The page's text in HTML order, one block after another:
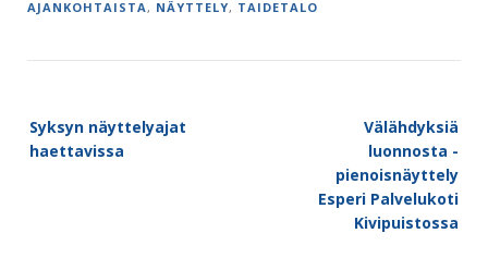
AJANKOHTAISTA , NÄYTTELY, TAIDETALO
navigation
Syksyn näyttelyajat
haettavissa
Välähdyksiä
luonnosta -
pienoisnäyttely
Esperi Palvelukoti
Kivipuistossa